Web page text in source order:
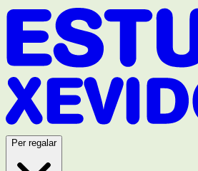
Per regalar